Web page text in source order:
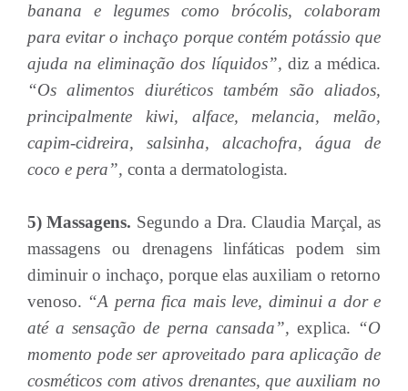
banana e legumes como brócolis, colaboram
para evitar o inchaço porque contém potássio que
ajuda na eliminação dos líquidos”, diz a médica.
“Os alimentos diuréticos também são aliados,
principalmente kiwi, alface, melancia, melão,
capim-cidreira, salsinha, alcachofra, água de
coco e pera”, conta a dermatologista.
5) Massagens. Segundo a Dra. Claudia Marçal, as
massagens ou drenagens linfáticas podem sim
diminuir o inchaço, porque elas auxiliam o retorno
venoso. “A perna fica mais leve, diminui a dor e
até a sensação de perna cansada”, explica. “O
momento pode ser aproveitado para aplicação de
cosméticos com ativos drenantes, que auxiliam no